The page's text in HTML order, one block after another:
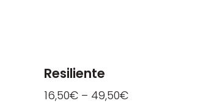
Resiliente
16,50€ – 49,50€